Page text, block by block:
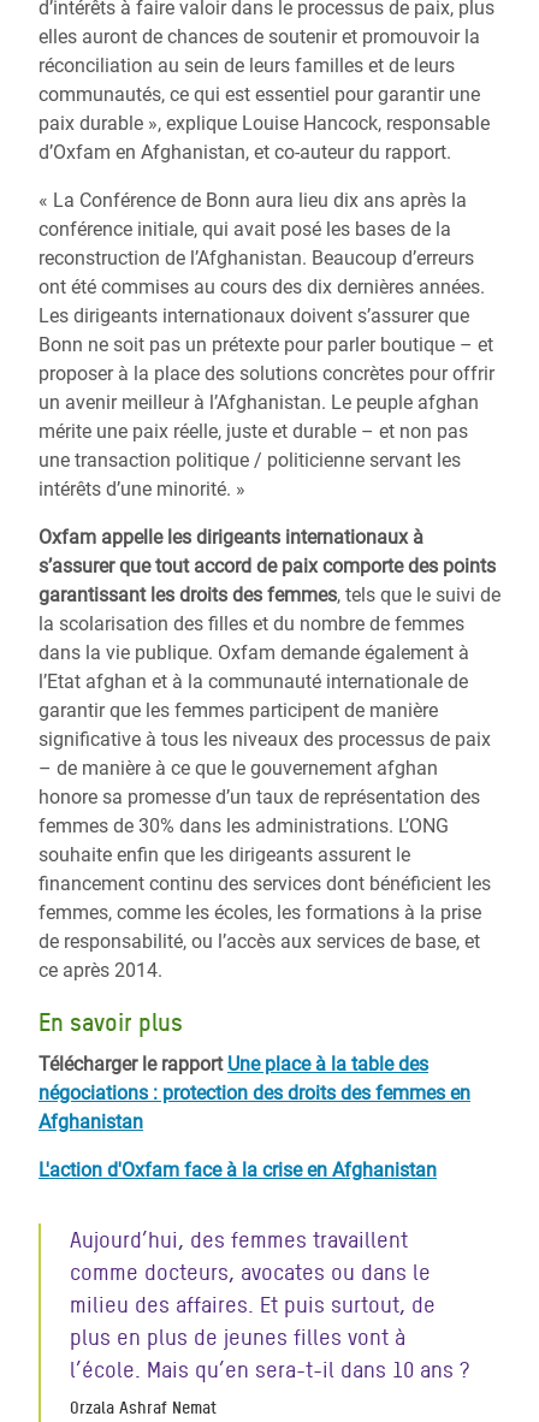
d’intérêts à faire valoir dans le processus de paix, plus
elles auront de chances de soutenir et promouvoir la
réconciliation au sein de leurs familles et de leurs
communautés, ce qui est essentiel pour garantir une
paix durable », explique Louise Hancock, responsable
d’Oxfam en Afghanistan, et co-auteur du rapport.
« La Conférence de Bonn aura lieu dix ans après la
conférence initiale, qui avait posé les bases de la
reconstruction de l’Afghanistan. Beaucoup d’erreurs
ont été commises au cours des dix dernières années.
Les dirigeants internationaux doivent s’assurer que
Bonn ne soit pas un prétexte pour parler boutique – et
proposer à la place des solutions concrètes pour offrir
un avenir meilleur à l’Afghanistan. Le peuple afghan
mérite une paix réelle, juste et durable – et non pas
une transaction politique / politicienne servant les
intérêts d’une minorité. »
Oxfam appelle les dirigeants internationaux à
s’assurer que tout accord de paix comporte des points
garantissant les droits des femmes, tels que le suivi de
la scolarisation des filles et du nombre de femmes
dans la vie publique. Oxfam demande également à
l’Etat afghan et à la communauté internationale de
garantir que les femmes participent de manière
significative à tous les niveaux des processus de paix
– de manière à ce que le gouvernement afghan
honore sa promesse d’un taux de représentation des
femmes de 30% dans les administrations. L’ONG
souhaite enfin que les dirigeants assurent le
financement continu des services dont bénéficient les
femmes, comme les écoles, les formations à la prise
de responsabilité, ou l’accès aux services de base, et
ce après 2014.
En savoir plus
Télécharger le rapport Une place à la table des
négociations : protection des droits des femmes en
Afghanistan
L'action d'Oxfam face à la crise en Afghanistan
Aujourd’hui, des femmes travaillent
comme docteurs, avocates ou dans le
milieu des affaires. Et puis surtout, de
plus en plus de jeunes filles vont à
l’école. Mais qu’en sera-t-il dans 10 ans ?
Orzala Ashraf Nemat